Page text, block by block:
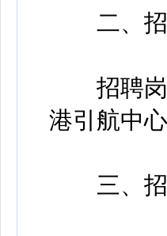
二、招
招聘岗
港引航中
三、招